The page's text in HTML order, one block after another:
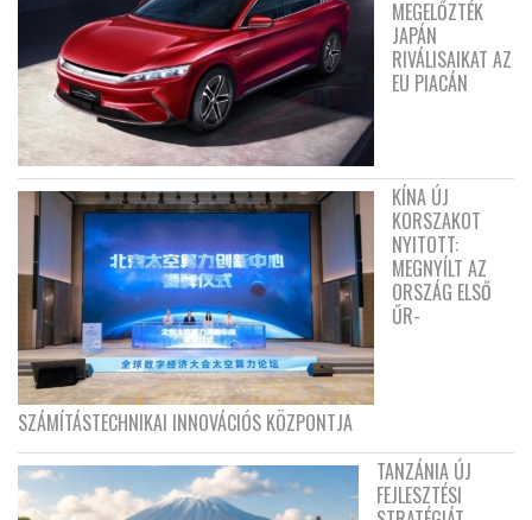
MEGELŐZTÉK
JAPÁN
RIVÁLISAIKAT AZ
EU PIACÁN
KÍNA ÚJ
KORSZAKOT
NYITOTT:
MEGNYÍLT AZ
ORSZÁG ELSŐ
ŰR-
SZÁMÍTÁSTECHNIKAI INNOVÁCIÓS KÖZPONTJA
TANZÁNIA ÚJ
FEJLESZTÉSI